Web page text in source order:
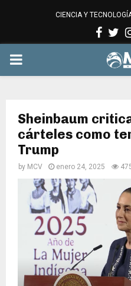
CIENCIA Y
PRIMARY
Sheinbaum
cárteles como
Trump
by MCV enero 24, 2025